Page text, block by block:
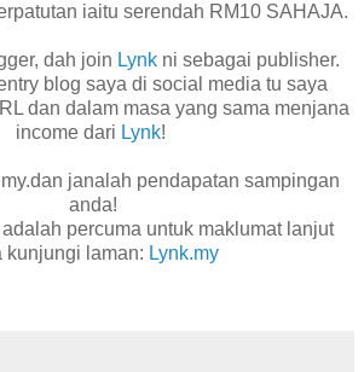
iaitu serendah RM10 SAHAJA.
dah join Lynk ni sebagai publisher.
blog saya di social media tu saya
dan dalam masa yang sama menjana
income dari Lynk!
janalah pendapatan sampingan
anda!
percuma untuk maklumat lanjut
kunjungi laman: Lynk.my